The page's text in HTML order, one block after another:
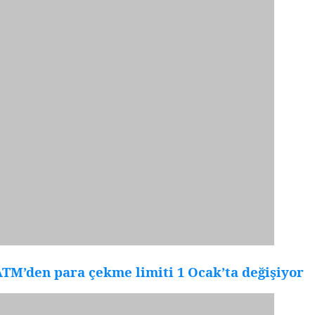
para çekme limiti 1 Ocak’ta değişiyor